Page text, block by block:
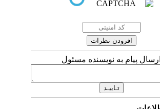
به نویسنده مسئول